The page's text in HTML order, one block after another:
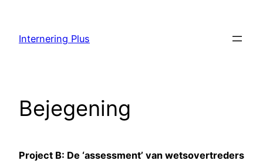
content
Internering Plus
Bejegening
Project B: De ‘assessment’ van wetsovertreders